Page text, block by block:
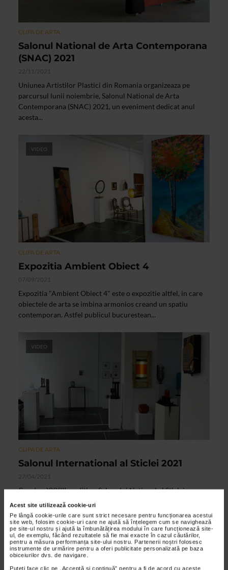
Acest site utilizează cookie-uri
Pe lângă cookie-urile care sunt strict necesare pentru funcționarea acestui
site web, folosim cookie-uri care ne ajută să înțelegem cum se navighează
pe site-ul nostru și ajută la îmbunătățirea modului în care funcționează site-
ul, de exemplu, făcând rezultatele să fie mai exacte în cazul căutărilor,
pentru a măsura performanța site-ului nostru. Partenerii noștri folosesc
instrumente de urmărire pentru a oferi publicitate personalizată pe baza
obiceiurilor dvs. de navigare.
Puteți face clic pe „Acceptă si continuă” pentru a fi de acord cu aceste
CLIPA DE ARTA
Salonul National de Arta Contemporana
(SNAC) 2021
22/11/2021
Uniunea Artistilor Plastici din Romania organizeaza pe
parcursul lunii noiembrie, Salonul National de Arta
Contemporana (SNAC) 2021, un eveniment dedicat anul
acesta...
VIDEO
CLIPA DE ARTA
Expozitia Ambient Obiect 4
07/09/2021
Expozitia "Ambient Obiect 4" este o expozitie altfel, in care
obiectele de arta se imbina armonios creand un spatiu
contemporan. Astfel publicul bucurestean...
VIDEO
CLIPA DE ARTA
Salonul International al Sticlei 2021
27/04/2021
Cea de a XXXIII-a editie a Salonului National al Sticlei
reuneste lucrarile a 77 de artisti contemporani in spatiul
Galeriei Orizont. Anul acesta sunt prezenti artisti...
VIDEO